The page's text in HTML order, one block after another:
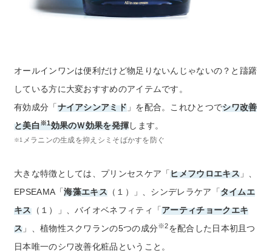
オールインワンは便利だけど物足りないんじゃないの？と躊躇
している方に大変おすすめのアイテムです。
有効成分「ナイアシンアミド」を配合。これひとつでシワ改善
と美白※1効果のＷ効果を発揮します。
※1 メラニンの生成を抑えシミそばかすを防ぐ
大きな特徴としては、プリンセスケア「ヒメフウロエキス」、
EPSEAMA「海藻エキス（１）」、シンデレラケア「タイムエ
キス（１）」、バイオベネフィティ「アーティチョークエキ
ス 」、植物性スクワランの5つの成分※2を配合した日本初且つ
日本唯一のシワ改善化粧品ということ。